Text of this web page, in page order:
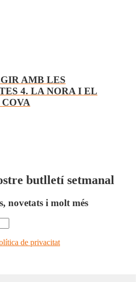
AMB LES
4. LA NORA I EL
butlletí setmanal
novetats i molt més
de privacitat